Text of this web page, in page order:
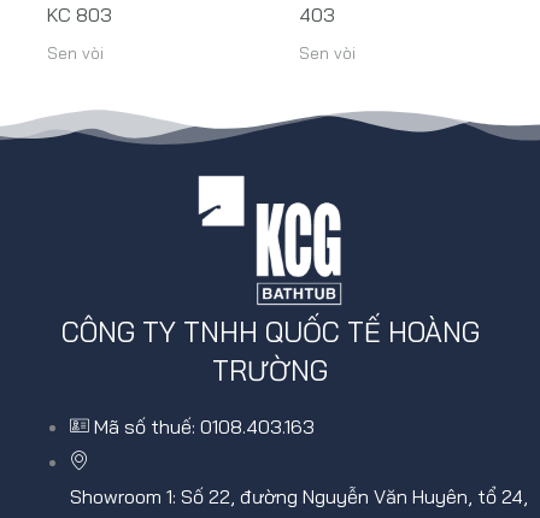
KC 803
Sen vòi
403
Sen vòi
CÔNG TY TNHH QUỐC TẾ HOÀNG
TRƯỜNG
Mã số thuế: 0108.403.163
Showroom 1: Số 22, đường Nguyễn Văn Huyên, tổ 24,